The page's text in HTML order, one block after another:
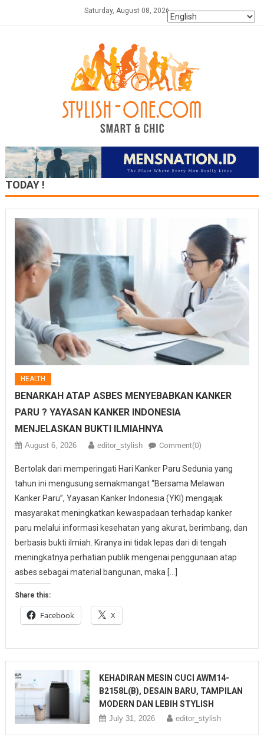
Saturday, August 08, 2026
TODAY !
HEALTH
BENARKAH ATAP ASBES MENYEBABKAN KANKER
PARU ? YAYASAN KANKER INDONESIA
MENJELASKAN BUKTI ILMIAHNYA
August 6, 2026 editor_stylish Comment(0)
Bertolak dari memperingati Hari Kanker Paru Sedunia yang
tahun ini mengusung semakmangat “Bersama Melawan
Kanker Paru”, Yayasan Kanker Indonesia (YKI) mengajak
masyarakat meningkatkan kewaspadaan terhadap kanker
paru melalui informasi kesehatan yang akurat, berimbang, dan
berbasis bukti ilmiah. Kiranya ini tidak lepas dari di tengah
meningkatnya perhatian publik mengenai penggunaan atap
asbes sebagai material bangunan, maka […]
Share this:
Facebook X
KEHADIRAN MESIN CUCI AWM14-
B2158L(B), DESAIN BARU, TAMPILAN
MODERN DAN LEBIH STYLISH
July 31, 2026 editor_stylish